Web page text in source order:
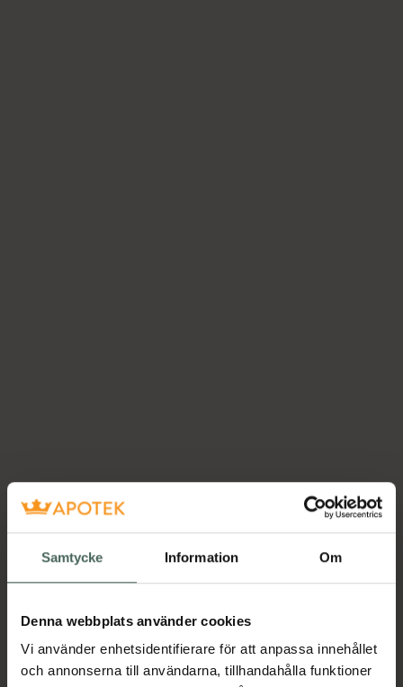
Samtycke Information Om
Denna webbplats använder cookies
Vi använder enhetsidentifierare för att anpassa innehållet
och annonserna till användarna, tillhandahålla funktioner